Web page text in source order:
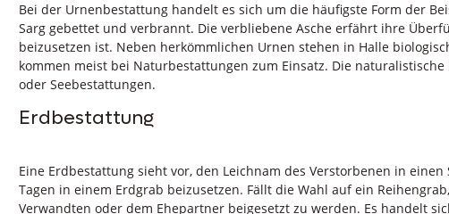
Bei der Urnenbestattung handelt es sich um die häufigste Form der
Sarg gebettet und verbrannt. Die verbliebene Asche erfährt ihre
beizusetzen ist. Neben herkömmlichen Urnen stehen in Halle
kommen meist bei Naturbestattungen zum Einsatz. Die
oder Seebestattungen.
Erdbestattung
Eine Erdbestattung sieht vor, den Leichnam des Verstorbenen in
Tagen in einem Erdgrab beizusetzen. Fällt die Wahl auf ein
Verwandten oder dem Ehepartner beigesetzt zu werden. Es handelt